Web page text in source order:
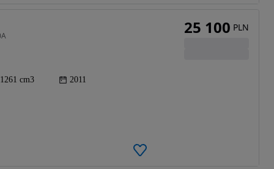
1261 cm3 2011
25 100 PLN